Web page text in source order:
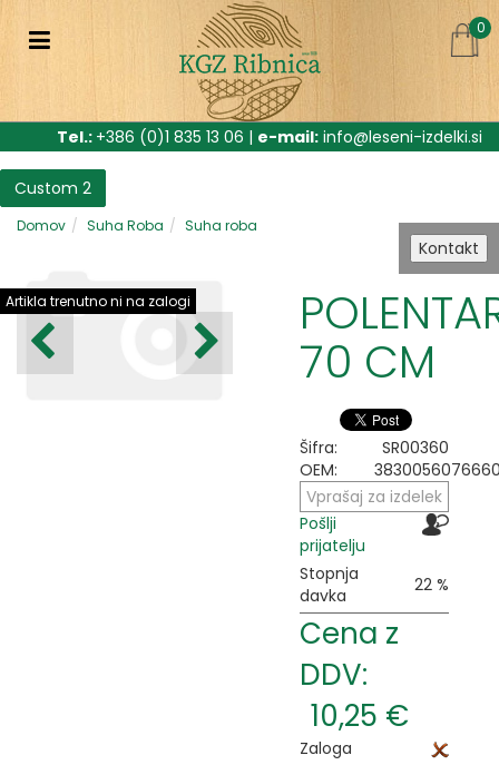
Kontakt
0
Tel.: +386 (0)1 835 13 06 | e-mail: info@leseni-izdelki.si
Custom 2
Domov Suha Roba Suha roba
Artikla trenutno ni na zalogi
70 CM
Šifra:
SR00360
OEM:
Vprašaj za izdelek
Pošlji
prijatelju
Stopnja
davka
22 %
Cena z
DDV:
10,25 €
Zaloga